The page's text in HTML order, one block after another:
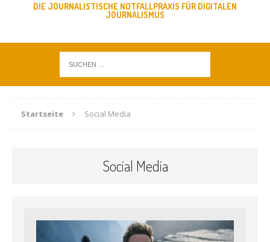
DIE JOURNALISTISCHE NOTFALLPRAXIS FÜR DIGITALEN
JOURNALISMUS
Startseite Social Media
Social Media